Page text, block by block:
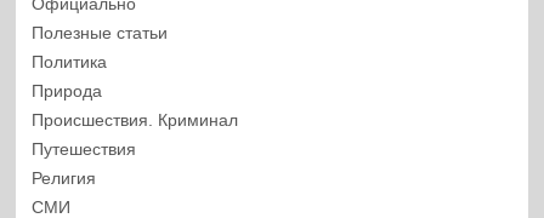
Официально
Полезные статьи
Политика
Природа
Происшествия. Криминал
Путешествия
Религия
СМИ